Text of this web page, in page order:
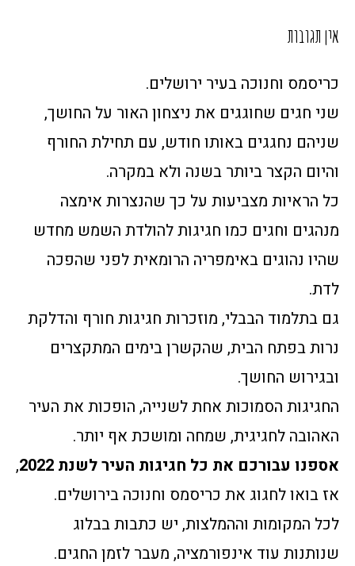
אין תגובות
כריסמס וחנוכה בעיר ירושלים.
שני חגים שחוגגים את ניצחון האור על החושך,
שניהם נחגגים באותו חודש, עם תחילת החורף
והיום הקצר ביותר בשנה ולא במקרה.
כל הראיות מצביעות על כך שהנצרות אימצה
מנהגים וחגים כמו חגיגות להולדת השמש מחדש
שהיו נהוגים באימפריה הרומאית לפני שהפכה
לדת.
גם בתלמוד הבבלי, מוזכרות חגיגות חורף והדלקת
נרות בפתח הבית, שהקשרן בימים המתקצרים
ובגירוש החושך.
החגיגות הסמוכות אחת לשנייה, הופכות את העיר
האהובה לחגיגית, שמחה ומושכת אף יותר.
אספנו עבורכם את כל חגיגות העיר לשנת 2022
,
אז בואו לחגוג את כריסמס וחנוכה בירושלים.
לכל המקומות וההמלצות, יש כתבות בבלוג
שנותנות עוד אינפורמציה, מעבר לזמן החגים.